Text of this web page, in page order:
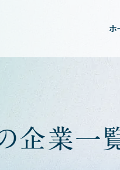
ホ
企業一